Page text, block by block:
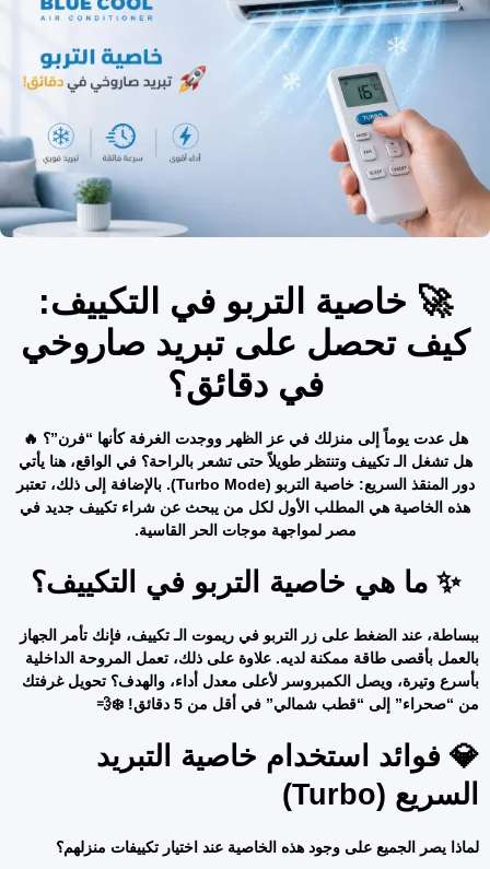
🚀 خاصية التربو في التكييف:
كيف تحصل على تبريد صاروخي
في دقائق؟
هل عدت يوماً إلى منزلك في عز الظهر ووجدت الغرفة كأنها “فرن”؟ 🔥
هل تشغل الـ تكييف وتنتظر طويلاً حتى تشعر بالراحة؟ في الواقع، هنا يأتي
دور المنقذ السريع: خاصية التربو (Turbo Mode). بالإضافة إلى ذلك، تعتبر
هذه الخاصية هي المطلب الأول لكل من يبحث عن شراء تكييف جديد في
مصر لمواجهة موجات الحر القاسية.
✨ ما هي خاصية التربو في التكييف؟
ببساطة، عند الضغط على زر التربو في ريموت الـ تكييف، فإنك تأمر الجهاز
بالعمل بأقصى طاقة ممكنة لديه. علاوة على ذلك، تعمل المروحة الداخلية
بأسرع وتيرة، ويصل الكمبروسر لأعلى معدل أداء، والهدف؟ تحويل غرفتك
من “صحراء” إلى “قطب شمالي” في أقل من 5 دقائق! ❄️💨
💎 فوائد استخدام خاصية التبريد
السريع (Turbo)
لماذا يصر الجميع على وجود هذه الخاصية عند اختيار تكييفات منزلهم؟